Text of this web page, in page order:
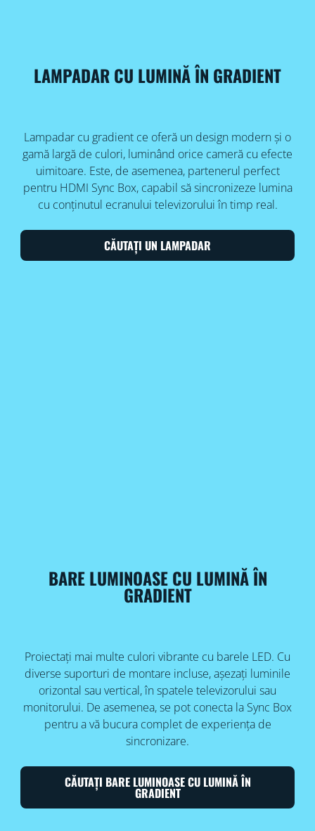
LAMPADAR CU LUMINĂ ÎN GRADIENT
Lampadar cu gradient ce oferă un design modern și o
gamă largă de culori, luminând orice cameră cu efecte
uimitoare. Este, de asemenea, partenerul perfect
pentru HDMI Sync Box, capabil să sincronizeze lumina
cu conținutul ecranului televizorului în timp real.
CĂUTAȚI UN LAMPADAR
BARE LUMINOASE CU LUMINĂ ÎN
GRADIENT
Proiectați mai multe culori vibrante cu barele LED. Cu
diverse suporturi de montare incluse, așezați luminile
orizontal sau vertical, în spatele televizorului sau
monitorului. De asemenea, se pot conecta la Sync Box
pentru a vă bucura complet de experiența de
sincronizare.
CĂUTAȚI BARE LUMINOASE CU LUMINĂ ÎN
GRADIENT